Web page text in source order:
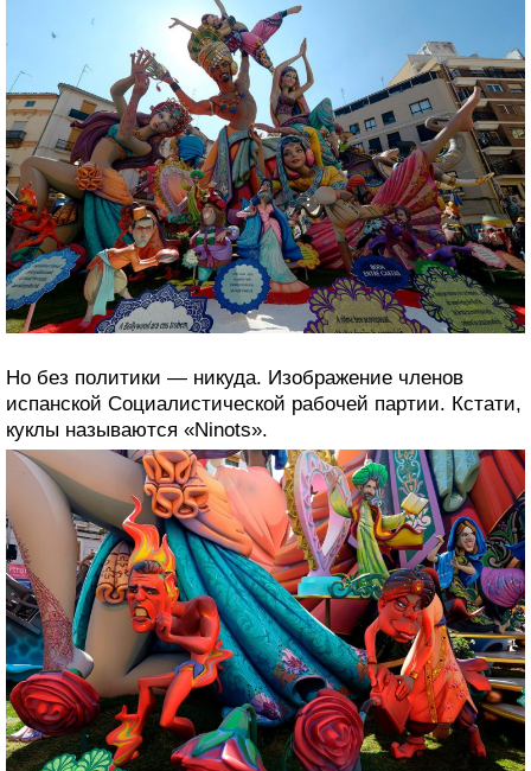
Но без политики — никуда. Изображение членов
испанской Социалистической рабочей партии. Кстати,
куклы называются «Ninots».